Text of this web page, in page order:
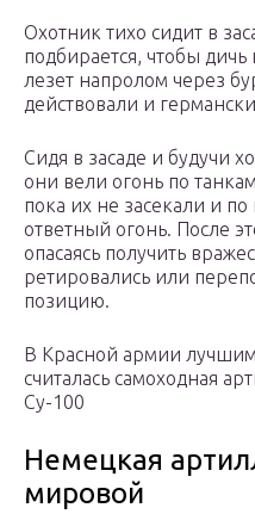
Охотник тихо сидит в
подбирается, чтобы
лезет напролом через
действовали и
Сидя в засаде и будучи
они вели огонь по
пока их не засекали и
ответный огонь. После
опасаясь получить
ретировались или
позицию.
В Красной армии
считалась самоходная
Су-100
Немецкая
мировой